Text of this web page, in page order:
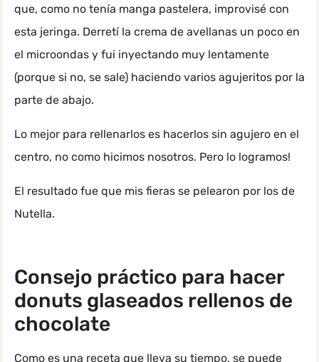
que, como no tenía manga pastelera, improvisé con
esta jeringa. Derretí la crema de avellanas un poco en
el microondas y fui inyectando muy lentamente
(porque si no, se sale) haciendo varios agujeritos por la
parte de abajo.
Lo mejor para rellenarlos es hacerlos sin agujero en el
centro, no como hicimos nosotros. Pero lo logramos!
El resultado fue que mis fieras se pelearon por los de
Nutella.
Consejo práctico para hacer
donuts glaseados rellenos de
chocolate
Como es una receta que lleva su tiempo, se puede